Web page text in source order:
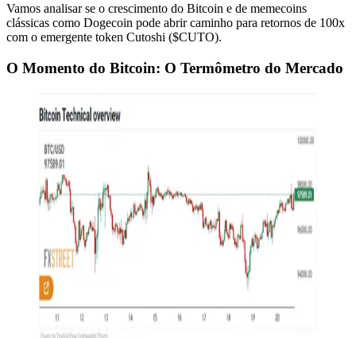
Vamos analisar se o crescimento do Bitcoin e de memecoins
clássicas como Dogecoin pode abrir caminho para retornos de 100x
com o emergente token Cutoshi ($CUTO).
O Momento do Bitcoin: O Termômetro do Mercado